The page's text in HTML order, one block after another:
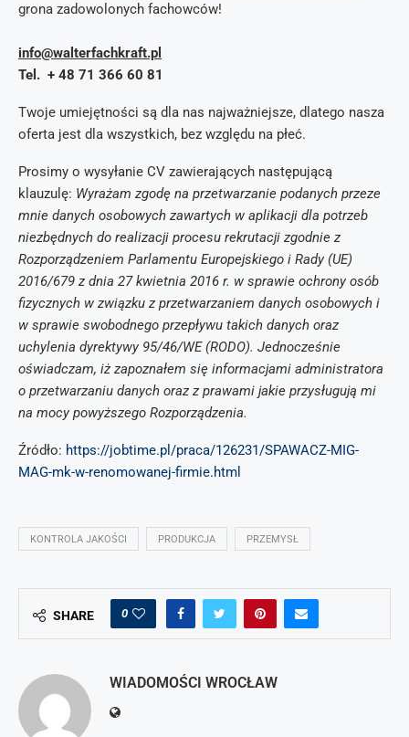
grona zadowolonych fachowców!
info@walterfachkraft.pl
Tel. + 48 71 366 60 81
Twoje umiejętności są dla nas najważniejsze, dlatego nasza
oferta jest dla wszystkich, bez względu na płeć.
Prosimy o wysyłanie CV zawierających następującą
klauzulę: Wyrażam zgodę na przetwarzanie podanych przeze
mnie danych osobowych zawartych w aplikacji dla potrzeb
niezbędnych do realizacji procesu rekrutacji zgodnie z
Rozporządzeniem Parlamentu Europejskiego i Rady (UE)
2016/679 z dnia 27 kwietnia 2016 r. w sprawie ochrony osób
fizycznych w związku z przetwarzaniem danych osobowych i
w sprawie swobodnego przepływu takich danych oraz
uchylenia dyrektywy 95/46/WE (RODO). Jednocześnie
oświadczam, iż zapoznałem się informacjami administratora
o przetwarzaniu danych oraz z prawami jakie przysługują mi
na mocy powyższego Rozporządzenia.
Źródło: https://jobtime.pl/praca/126231/SPAWACZ-MIG-
MAG-mk-w-renomowanej-firmie.html
KONTROLA JAKOŚCI PRODUKCJA PRZEMYSŁ
SHARE 0
WIADOMOŚCI WROCŁAW